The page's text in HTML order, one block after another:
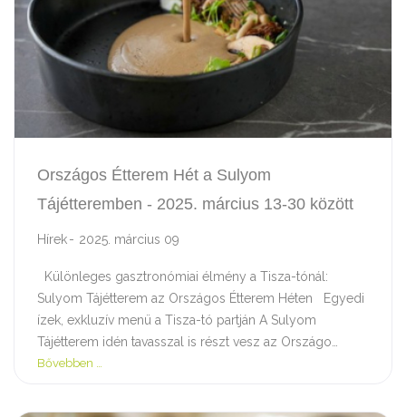
Országos Étterem Hét a Sulyom
Tájétteremben - 2025. március 13-30 között
Hírek 2025. március 09
Különleges gasztronómiai élmény a Tisza-tónál:
Sulyom Tájétterem az Országos Étterem Héten Egyedi
ízek, exkluzív menü a Tisza-tó partján A Sulyom
Tájétterem idén tavasszal is részt vesz az Országo…
Bővebben …